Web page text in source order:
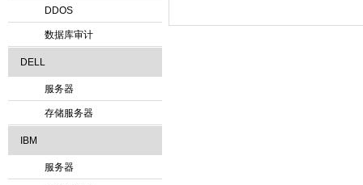
DDOS
数据库审计
DELL
服务器
存储服务器
IBM
服务器